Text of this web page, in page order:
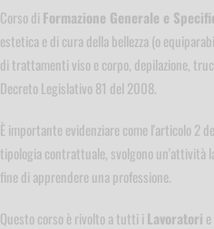
Corso di Formazione Generale e
estetica e di cura della bellezza (o
di trattamenti viso e corpo, depilazione,
Decreto Legislativo 81 del 2008.
È importante evidenziare come l'articolo 2
tipologia contrattuale, svolgono un'attività
fine di apprendere una professione.
Questo corso è rivolto a tutti i Lavoratori